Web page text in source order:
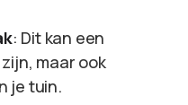
: Dit kan een
maar ook
je tuin.